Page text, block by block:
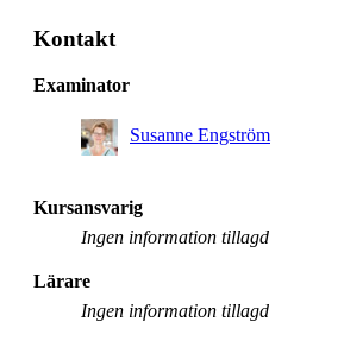
Kontakt
Examinator
Susanne Engström
Kursansvarig
Ingen information tillagd
Lärare
Ingen information tillagd